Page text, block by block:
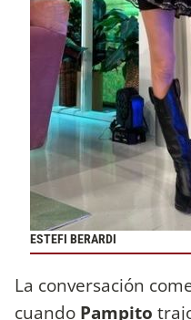
ESTEFI BERARDI
La conversación
cuando Pampito